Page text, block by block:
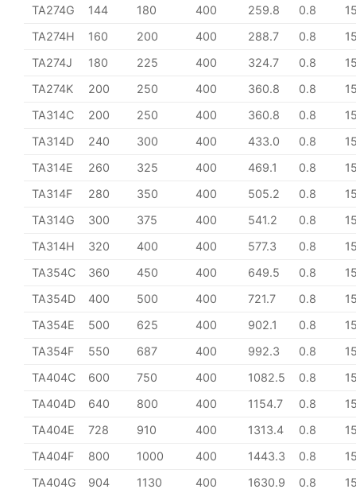
TA274G
144 180 400 259.8 0.8
TA274H
160 200 400 288.7 0.8
TA274J
180 225 400 324.7 0.8
TA274K
200 250 400 360.8 0.8
TA314C
200 250 400 360.8 0.8
TA314D
240 300 400 433.0 0.8
TA314E
260 325 400 469.1 0.8
TA314F
280 350 400 505.2 0.8
TA314G
300 375 400 541.2 0.8
TA314H
320 400 400 577.3 0.8
TA354C
360 450 400 649.5 0.8
TA354D
400 500 400 721.7 0.8
TA354E
500 625 400 902.1 0.8
TA354F
550 687 400 992.3 0.8
TA404C
600 750 400 1082.5 0.8
TA404D
640 800 400 1154.7 0.8
TA404E
728 910 400 1313.4 0.8
TA404F
800 1000 400 1443.3 0.8
TA404G
904 1130 400 1630.9 0.8